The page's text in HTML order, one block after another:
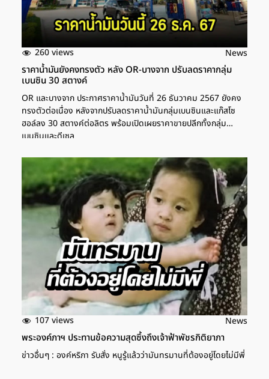
260 views News
ราคาน้ำมันยังคงทรงตัว หลัง OR-บางจาก ปรับลดราคากลุ่ม
เบนซิน 30 สตางค์
OR และบางจาก ประกาศราคาน้ำมันวันที่ 26 ธันวาคม 2567 ยังคง
ทรงตัวต่อเนื่อง หลังจากปรับลดราคาน้ำมันกลุ่มเบนซินและแก๊สโซ
ฮอล์ลง 30 สตางค์ต่อลิตร พร้อมเปิดเผยราคาขายปลีกทั้งกลุ่ม
เบนซินและดีเซล
107 views News
พระองค์ภาฯ ประทานข้อความสุดซึ้งถึงเจ้าฟ้าพัชรกิติยาภา
ข่าวอื่นๆ : องค์หริภา รับสั่ง หนูรู้แล้วว่ามันทรมานที่ต้องอยู่โดยไม่มีพี่